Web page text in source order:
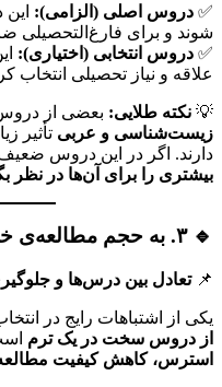
✅ دروس اصلی (الزامی):
شوند و برای فارغ‌التحصیلی
✅ دروس انتخابی (اختیاری):
علاقه و نیاز تحصیلی انتخاب
💡 نکته طلایی: بعضی از دروس
زیست‌شناسی و عربی تأثیر
دارند. اگر در این دروس
بیشتری را برای آن‌ها در نظر
🔹 ۳. به حجم مطالعه‌ی خود توجه کنید 📖
📌تعادل بین درس‌ها و
یکی از اشتباهات رایج در
از دروس سخت در یک ترم
استرس، کاهش کیفیت